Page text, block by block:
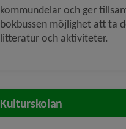
kommundelar och ger
bokbussen möjlighet att ta
litteratur och aktiviteter.
Kulturskolan